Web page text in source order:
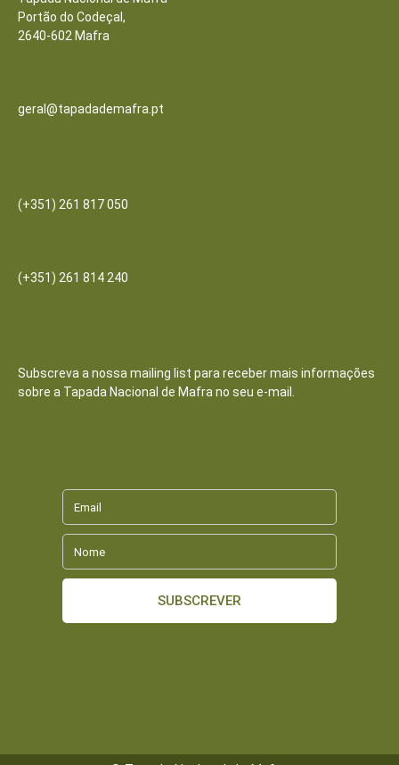
Portão do Codeçal,
2640-602 Mafra
geral@tapadademafra.pt
(+351) 261 817 050
(+351) 261 814 240
Subscreva a nossa mailing list para receber mais informações
sobre a Tapada Nacional de Mafra no seu e-mail.